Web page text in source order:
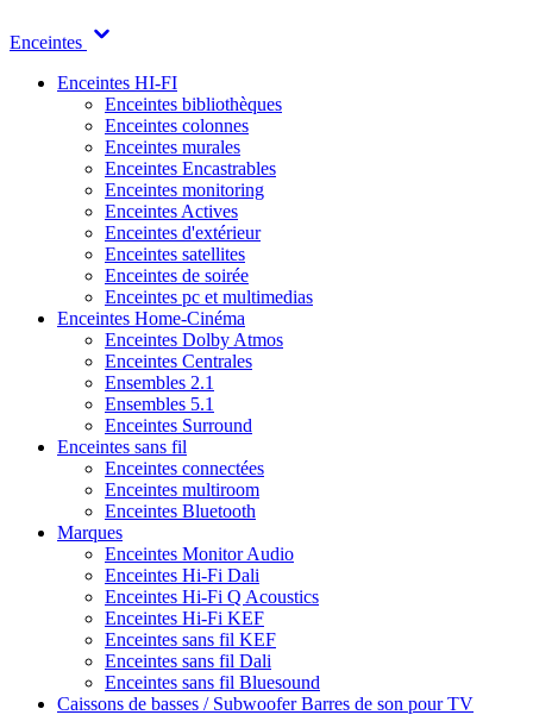
Enceintes
Enceintes HI-FI
Enceintes bibliothèques
Enceintes colonnes
Enceintes murales
Enceintes Encastrables
Enceintes monitoring
Enceintes Actives
Enceintes d'extérieur
Enceintes satellites
Enceintes de soirée
Enceintes pc et multimedias
Enceintes Home-Cinéma
Enceintes Dolby Atmos
Enceintes Centrales
Ensembles 2.1
Ensembles 5.1
Enceintes Surround
Enceintes sans fil
Enceintes connectées
Enceintes multiroom
Enceintes Bluetooth
Marques
Enceintes Monitor Audio
Enceintes Hi-Fi Dali
Enceintes Hi-Fi Q Acoustics
Enceintes Hi-Fi KEF
Enceintes sans fil KEF
Enceintes sans fil Dali
Enceintes sans fil Bluesound
Caissons de basses / SubwooferBarres de son pour TV